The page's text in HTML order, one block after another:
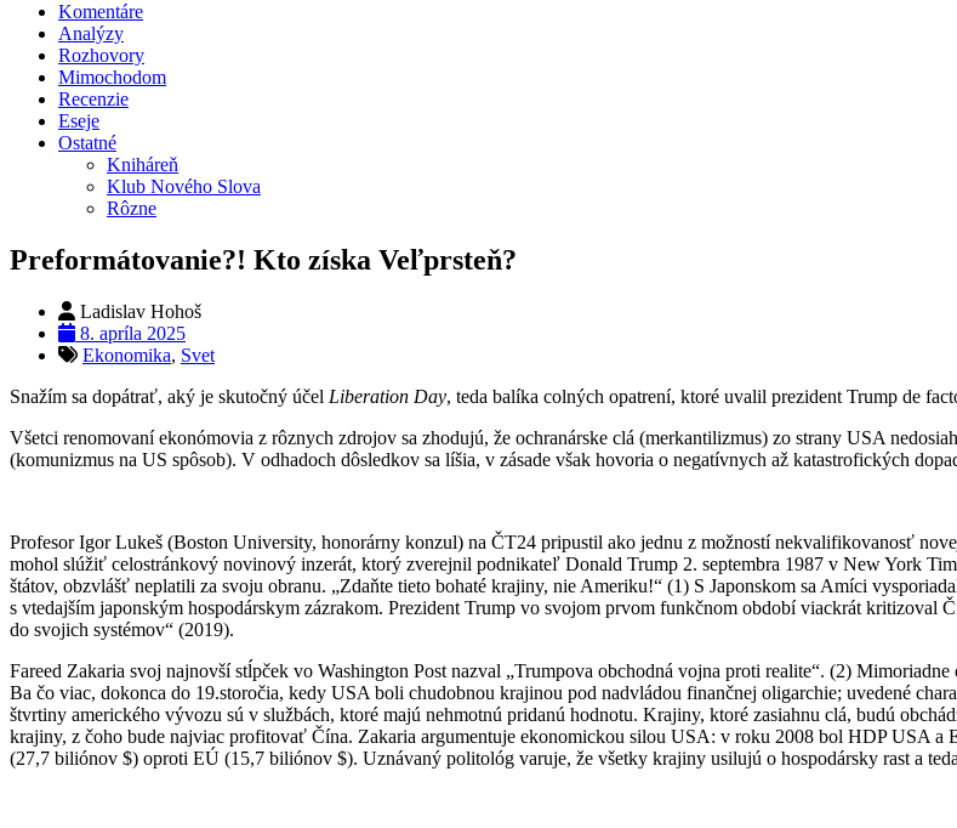
Komentáre
Analýzy
Rozhovory
Mimochodom
Recenzie
Eseje
Ostatné
Kniháreň
Klub Nového Slova
Rôzne
Preformátovanie?! Kto získa Veľprsteň?
Ladislav Hohoš
8. apríla 2025
Ekonomika, Svet
Snažím sa dopátrať, aký je skutočný účel Liberation Day, teda balíka colných opatrení, ktoré uvalil prezident Trump de
Všetci renomovaní ekonómovia z rôznych zdrojov sa zhodujú, že ochranárske clá (merkantilizmus) zo strany USA
(komunizmus na US spôsob). V odhadoch dôsledkov sa líšia, v zásade však hovoria o negatívnych až katastrofických
Profesor Igor Lukeš (Boston University, honorárny konzul) na ČT24 pripustil ako jednu z možností nekvalifikovanosť
mohol slúžiť celostránkový novinový inzerát, ktorý zverejnil podnikateľ Donald Trump 2. septembra 1987 v New York
štátov, obzvlášť neplatili za svoju obranu. „Zdaňte tieto bohaté krajiny, nie Ameriku!“ (1) S Japonskom sa Amíci
s vtedajším japonským hospodárskym zázrakom. Prezident Trump vo svojom prvom funkčnom období viackrát
do svojich systémov“ (2019).
Fareed Zakaria svoj najnovší stĺpček vo Washington Post nazval „Trumpova obchodná vojna proti realite“. (2)
Ba čo viac, dokonca do 19.storočia, kedy USA boli chudobnou krajinou pod nadvládou finančnej oligarchie; uvedené
štvrtiny amerického vývozu sú v službách, ktoré majú nehmotnú pridanú hodnotu. Krajiny, ktoré zasiahnu clá, budú
krajiny, z čoho bude najviac profitovať Čína. Zakaria argumentuje ekonomickou silou USA: v roku 2008 bol HDP USA
(27,7 biliónov $) oproti EÚ (15,7 biliónov $). Uznávaný politológ varuje, že všetky krajiny usilujú o hospodársky rast a